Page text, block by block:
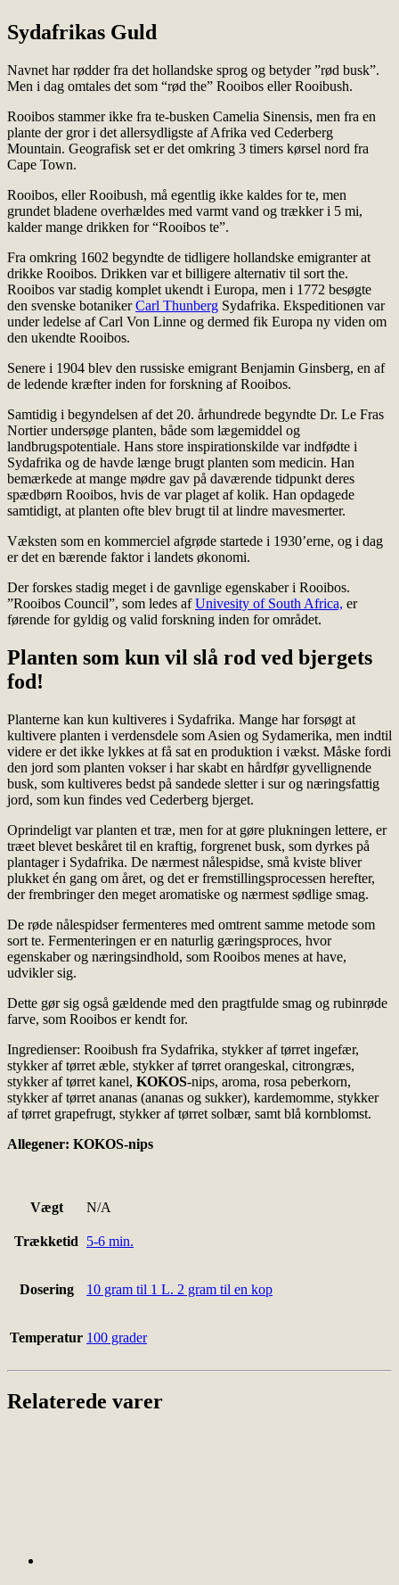
Sydafrikas Guld
Navnet har rødder fra det hollandske sprog og betyder ”rød busk”.
Men i dag omtales det som “rød the” Rooibos eller Rooibush.
Rooibos stammer ikke fra te-busken Camelia Sinensis, men fra en
plante der gror i det allersydligste af Afrika ved Cederberg
Mountain. Geografisk set er det omkring 3 timers kørsel nord fra
Cape Town.
Rooibos, eller Rooibush, må egentlig ikke kaldes for te, men
grundet bladene overhældes med varmt vand og trækker i 5 mi,
kalder mange drikken for “Rooibos te”.
Fra omkring 1602 begyndte de tidligere hollandske emigranter at
drikke Rooibos. Drikken var et billigere alternativ til sort the.
Rooibos var stadig komplet ukendt i Europa, men i 1772 besøgte
den svenske botanikerCarl Thunberg Sydafrika. Ekspeditionen var
under ledelse af Carl Von Linne og dermed fik Europa ny viden om
den ukendte Rooibos.
Senere i 1904 blev den russiske emigrant Benjamin Ginsberg, en af
de ledende kræfter inden for forskning af Rooibos.
Samtidig i begyndelsen af ​​det 20. århundrede begyndte Dr. Le Fras
Nortier undersøge planten, både som lægemiddel og
landbrugspotentiale. Hans store inspirationskilde var indfødte i
Sydafrika og de havde længe brugt planten som medicin. Han
bemærkede at mange mødre gav på daværende tidpunkt deres
spædbørn Rooibos, hvis de var plaget af kolik. Han opdagede
samtidigt, at planten ofte blev brugt til at lindre mavesmerter.
Væksten som en kommerciel afgrøde startede i 1930’erne, og i dag
er det en bærende faktor i landets økonomi.
Der forskes stadig meget i de gavnlige egenskaber i Rooibos.
”Rooibos Council”, som ledes afUnivesity of South Africa, er
førende for gyldig og valid forskning inden for området.
Planten som kun vil slå rod ved bjergets
fod!
Planterne kan kun kultiveres i Sydafrika. Mange har forsøgt at
kultivere planten i verdensdele som Asien og Sydamerika, men indtil
videre er det ikke lykkes at få sat en produktion i vækst. Måske fordi
den jord som planten vokser i har skabt en hårdfør gyvellignende
busk, som kultiveres bedst på sandede sletter i sur og næringsfattig
jord, som kun findes ved Cederberg bjerget.
Oprindeligt var planten et træ, men for at gøre plukningen lettere, er
træet blevet beskåret til en kraftig, forgrenet busk, som dyrkes på
plantager i Sydafrika. De nærmest nålespidse, små kviste bliver
plukket én gang om året, og det er fremstillingsprocessen herefter,
der frembringer den meget aromatiske og nærmest sødlige smag.
De røde nålespidser fermenteres med omtrent samme metode som
sort te. Fermenteringen er en naturlig gæringsproces, hvor
egenskaber og næringsindhold, som Rooibos menes at have,
udvikler sig.
Dette gør sig også gældende med den pragtfulde smag og rubinrøde
farve, som Rooibos er kendt for.
Ingredienser: Rooibush fra Sydafrika, stykker af tørret ingefær,
stykker af tørret æble, stykker af tørret orangeskal, citrongræs,
stykker af tørret kanel, KOKOS-nips, aroma, rosa peberkorn,
stykker af tørret ananas (ananas og sukker), kardemomme, stykker
af tørret grapefrugt, stykker af tørret solbær, samt blå kornblomst.
Allegener: KOKOS-nips
Vægt N/A
Trækketid 5-6 min.
Dosering 10 gram til 1 L. 2 gram til en kop
Temperatur 100 grader
Relaterede varer